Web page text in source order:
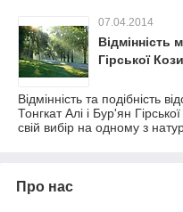
07.04.2014
Відмінність
Гірської Кози
Відмінність та подібність
Тонгкат Алі і Бур'ян
свій вибір на одному з
Про нас